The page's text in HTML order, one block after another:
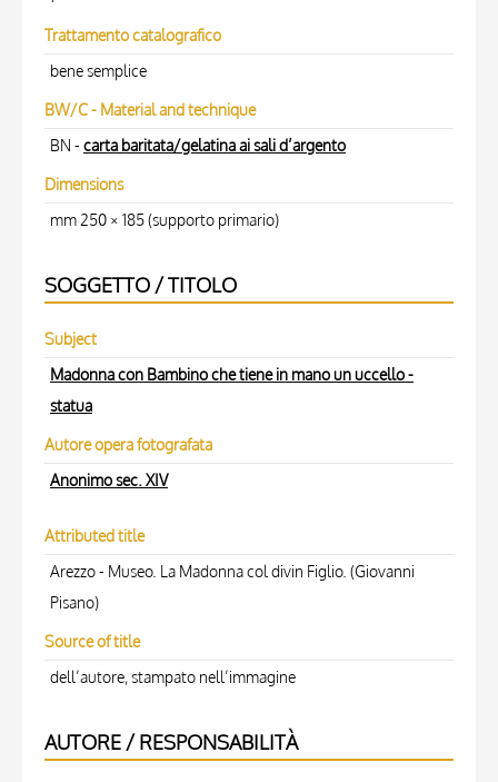
Trattamento catalografico
bene semplice
BW/C - Material and technique
BN - carta baritata/gelatina ai sali d’argento
Dimensions
mm 250 × 185 (supporto primario)
SOGGETTO / TITOLO
Subject
Madonna con Bambino che tiene in mano un uccello -
statua
Autore opera fotografata
Anonimo sec. XIV
Attributed title
Arezzo - Museo. La Madonna col divin Figlio. (Giovanni
Pisano)
Source of title
dell’autore, stampato nell’immagine
AUTORE / RESPONSABILITÀ